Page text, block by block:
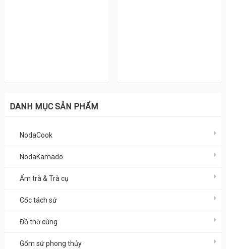
DANH MỤC SẢN PHẨM
NodaCook
NodaKamado
Ấm trà & Trà cụ
Cốc tách sứ
Đồ thờ cúng
Gốm sứ phong thủy